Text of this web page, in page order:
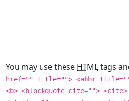
You may use theseHTMLtags
href="" title=""> <abbr
<b> <blockquote cite=""> <cite>